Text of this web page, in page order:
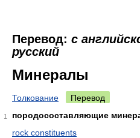
Перевод: с
русский
Минералы
Толкование Перевод
1
породосоставляющие
rock constituents